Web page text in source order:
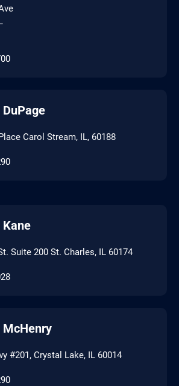
Carol Stream, IL, 60188
Kane
Suite 200 St. Charles, IL 60174
McHenry
#201, Crystal Lake, IL 60014